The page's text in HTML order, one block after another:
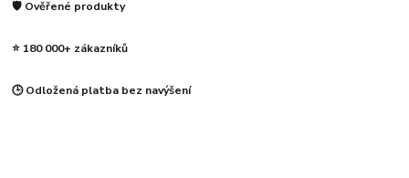
🛡️ Ověřené produkty
⭐ 180 000+ zákazníků
🕒 Odložená platba bez navýšení